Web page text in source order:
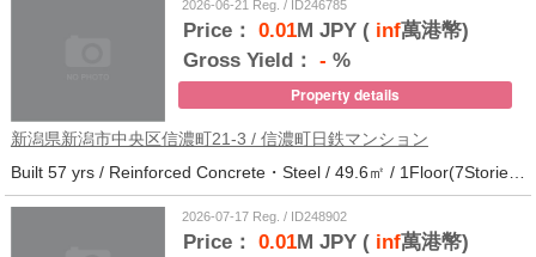
2026-06-21 Reg. / ID246785
Price： 0.01M JPY (inf萬港幣)
Gross Yield： - %
Property details
新潟県新潟市中央区信濃町21-3 / 信濃町日鉄マンション
Built 57 yrs / Reinforced Concrete・Steel / 49.6㎡ / 1Floor(7Stories) / 21Units / Distance from the station.10
2026-07-17 Reg. / ID248902
Price： 0.01M JPY (inf萬港幣)